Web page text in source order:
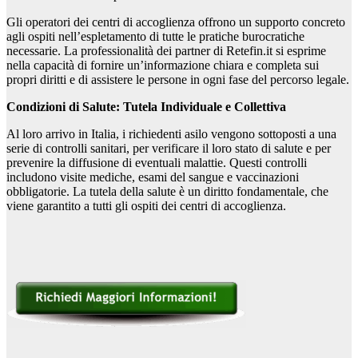
Gli operatori dei centri di accoglienza offrono un supporto concreto
agli ospiti nell’espletamento di tutte le pratiche burocratiche
necessarie. La professionalità dei partner di Retefin.it si esprime
nella capacità di fornire un’informazione chiara e completa sui
propri diritti e di assistere le persone in ogni fase del percorso legale.
Condizioni di Salute: Tutela Individuale e Collettiva
Al loro arrivo in Italia, i richiedenti asilo vengono sottoposti a una
serie di controlli sanitari, per verificare il loro stato di salute e per
prevenire la diffusione di eventuali malattie. Questi controlli
includono visite mediche, esami del sangue e vaccinazioni
obbligatorie. La tutela della salute è un diritto fondamentale, che
viene garantito a tutti gli ospiti dei centri di accoglienza.